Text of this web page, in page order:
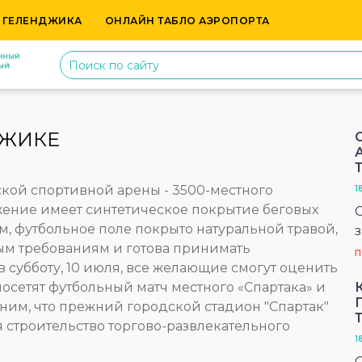
ОНЛАЙН ТАБЛО АЭРОПОРТА
спортивной арены - 3500-местного
имеет синтетическое покрытие беговых
футбольное поле покрыто натуральной травой,
требованиям и готова принимать
10 июля, все желающие смогут оценить
футбольный матч местного «Спартака» и
что прежний городской стадион "Спартак"
торгово-развлекательного